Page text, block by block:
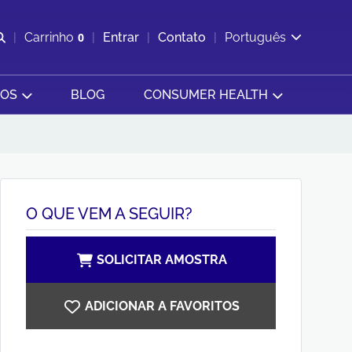
Abrir pesquisa
Carrinho 0
Exibir cesta
Entrar Contato Português
BLOG CONSUMER HEALTH
O QUE VEM A SEGUIR?
SOLICITAR AMOSTRA
ADICIONAR A FAVORITOS